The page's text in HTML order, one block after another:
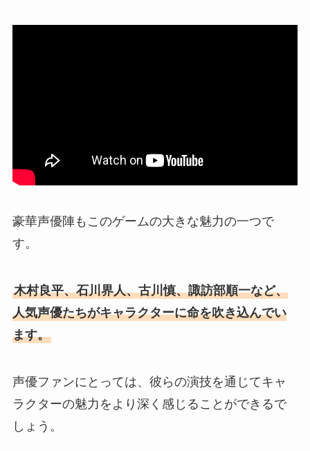
豪華声優陣もこのゲームの大きな魅力の一つで
す。
木村良平、石川界人、古川慎、諏訪部順一など、
人気声優たちがキャラクターに命を吹き込んでい
ます。
声優ファンにとっては、彼らの演技を通じてキャ
ラクターの魅力をより深く感じることができるで
しょう。